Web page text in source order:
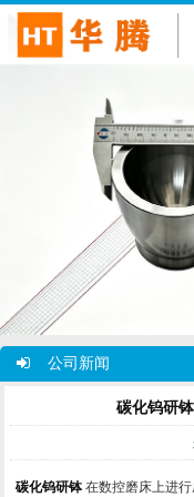
公司新闻
碳化钨研
碳化钨研钵 在数控磨床上进行